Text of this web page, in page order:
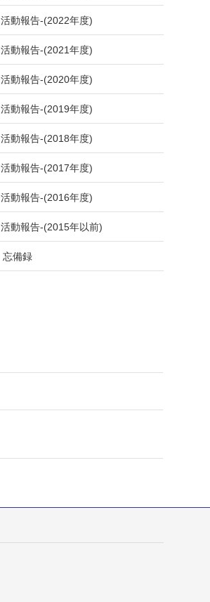
活動報告-(2022年度)
活動報告-(2021年度)
活動報告-(2020年度)
活動報告-(2019年度)
活動報告-(2018年度)
活動報告-(2017年度)
活動報告-(2016年度)
活動報告-(2015年以前)
忘備録